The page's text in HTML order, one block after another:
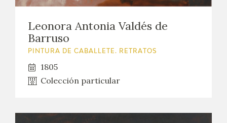
Leonora Antonia Valdés de
Barruso
PINTURA DE CABALLETE. RETRATOS
1805
Colección particular